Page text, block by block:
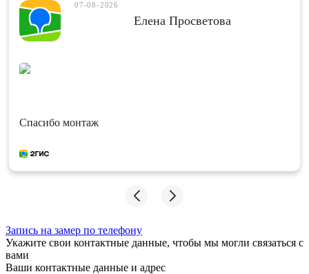
07-08-2026
Елена Просветова
Спасибо монтаж
Запись на замер по телефону
Укажите свои контактные данные, чтобы мы могли связаться с
вами
Ваши контактные данные и адрес